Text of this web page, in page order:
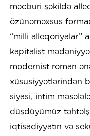
məcburi şəkildə
özünəməxsus
“milli alleqoriyalar”
kapitalist
modernist roman
xüsusiyyətlərindən
siyasi, intim
düşdüyümüz
iqtisadiyyatın və